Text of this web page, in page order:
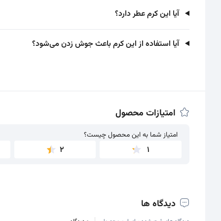
آیا این کرم عطر دارد؟
آیا استفاده از این کرم باعث جوش زدن می‌شود؟
امتیازات محصول
امتیاز شما به این محصول چیست؟
امتیاز شما به این محصول چیست؟
1
2
دیدگاه ها